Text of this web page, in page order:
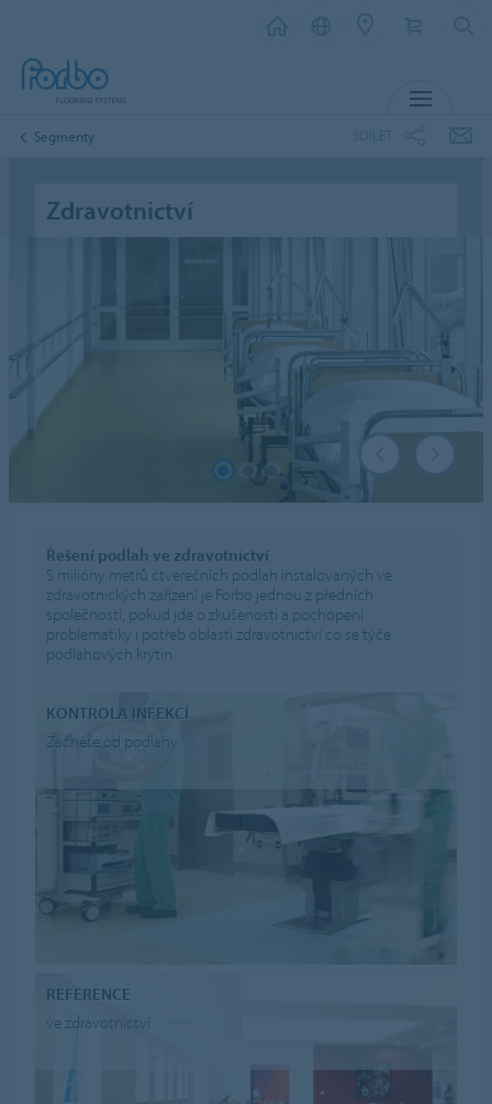
Segmenty
Zdravotnictví
Řešení podlah ve zdravotnictví
S milióny metrů čtverečních podlah instalovaných ve
zdravotnických zařízení je Forbo jednou z předních
společností, pokud jde o zkušenosti a pochopení
problematiky i potřeb oblasti zdravotnictví co se týče
podlahových krytin.
KONTROLA INFEKCÍ
Začněte od podlahy
REFERENCE
ve zdravotnictví